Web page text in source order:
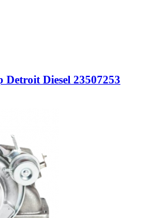
Detroit Diesel 23507253